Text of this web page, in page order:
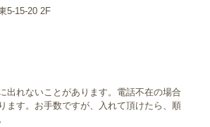
5-15-20 2F
出れないことがあります。電話不在の場合
ます。お手数ですが、入れて頂けたら、順